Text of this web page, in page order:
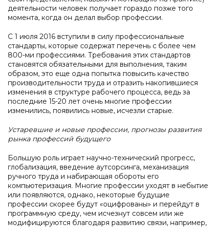
деятельности человек получает гораздо позже того
момента, когда он делал выбор профессии.
С 1 июля 2016 вступили в силу профессиональные
стандарты, которые содержат перечень с более чем
800-ми профессиями. Требования этих стандартов
становятся обязательными для выполнения, таким
образом, это еще одна попытка повысить качество
производительности труда и отразить накопившиеся
изменения в структуре рабочего процесса, ведь за
последние 15-20 лет очень многие профессии
изменились, появились новые, исчезли старые.
Устаревшие и новые профессии, прогнозы развития
рынка профессий будущего
Большую роль играет научно-технический прогресс,
глобализация, введение аутсорсинга, механизация
ручного труда и набирающая обороты его
компьютеризация. Многие профессии уходят в небытие
или появляются, однако, некоторые будущие
профессии скорее будут «оцифрованы» и перейдут в
программную среду, чем исчезнут совсем или же
модифицируются благодаря развитию связи, например,